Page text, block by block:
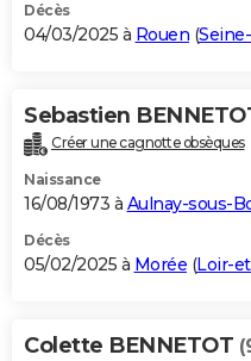
Décès
04/03/2025 à Rouen (
Sebastien
Créer une cagnotte obsèques
Naissance
16/08/1973 à Aulnay-sous-
Décès
05/02/2025 à Morée (Loir-
Colette BENNETOT